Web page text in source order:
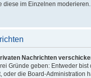
diese im Einzelnen moderieren.
Nachrichten
Gründe geben: Entweder
oder die Board-Administration